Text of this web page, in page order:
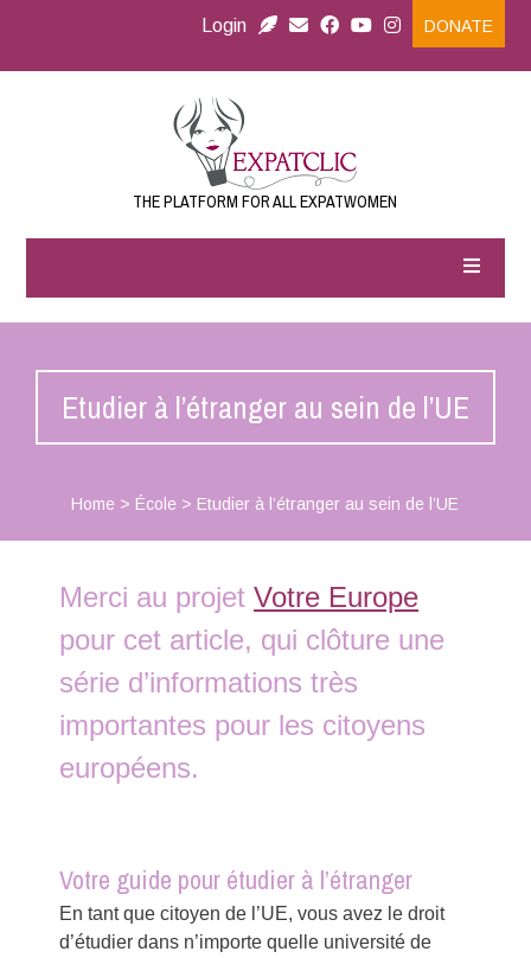
Login DONATE
THE PLATFORM FOR ALL EXPATWOMEN
Etudier à l’étranger au sein de l’UE
Home >École >Etudier à l’étranger au sein de l’UE
Merci au projetVotre Europe
pour cet article, qui clôture une
série d’informations très
importantes pour les citoyens
européens.
Votre guide pour étudier à l’étranger
En tant que citoyen de l’UE, vous avez le droit
d’étudier dans n’importe quelle université de